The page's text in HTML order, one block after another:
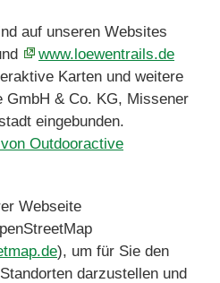
auf unseren Websites
www.loewentrails.de
Karten und weitere
GmbH & Co. KG, Missener
eingebunden.
Outdooractive
Webseite
), um für Sie den
darzustellen und